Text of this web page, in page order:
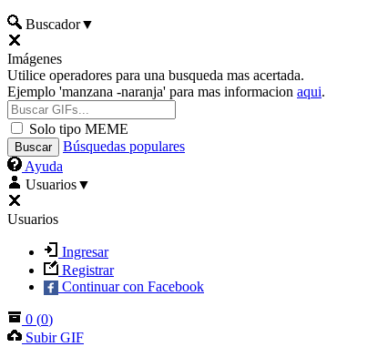
Buscador▼
Imágenes
Utilice operadores para una busqueda mas acertada.
Ejemplo 'manzana -naranja' para mas informacion aqui.
Solo tipo MEME
Búsquedas populares
Ayuda
Usuarios▼
Usuarios
Ingresar
Registrar
Continuar con Facebook
0 (0)
Subir GIF